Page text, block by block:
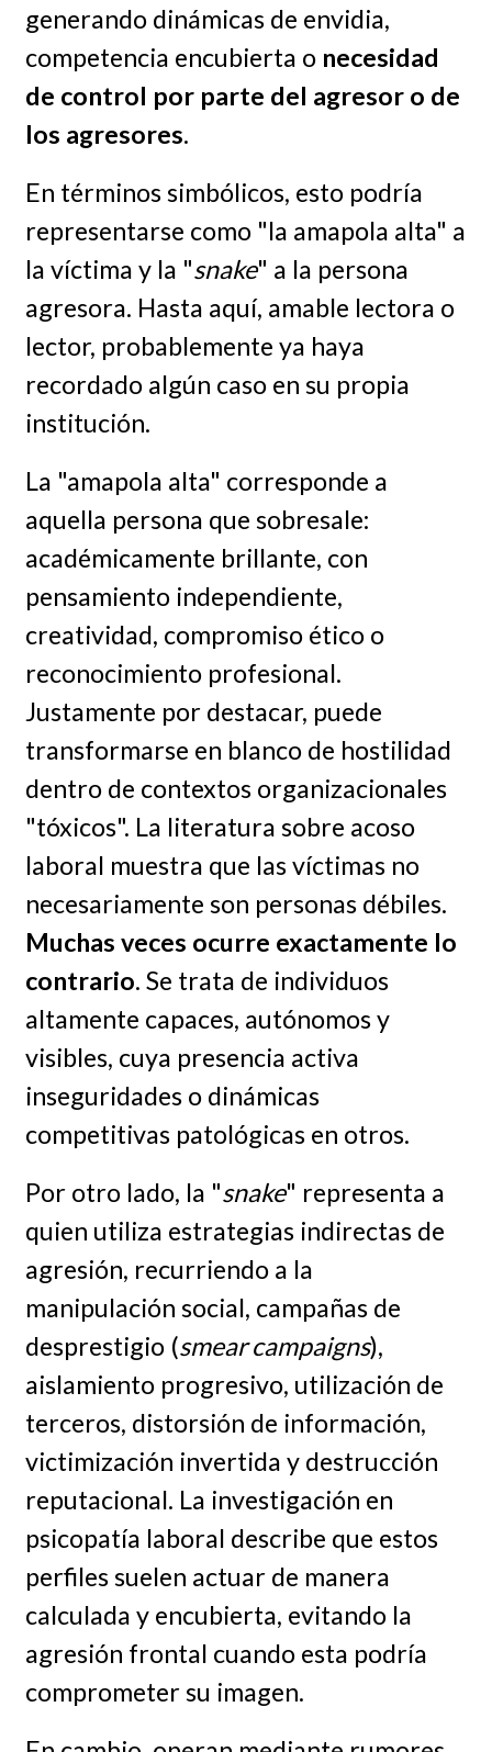
generando dinámicas de envidia,
competencia encubierta o necesidad
de control por parte del agresor o de
los agresores.
En términos simbólicos, esto podría
representarse como "la amapola alta" a
la víctima y la "snake" a la persona
agresora. Hasta aquí, amable lectora o
lector, probablemente ya haya
recordado algún caso en su propia
institución.
La "amapola alta" corresponde a
aquella persona que sobresale:
académicamente brillante, con
pensamiento independiente,
creatividad, compromiso ético o
reconocimiento profesional.
Justamente por destacar, puede
transformarse en blanco de hostilidad
dentro de contextos organizacionales
"tóxicos". La literatura sobre acoso
laboral muestra que las víctimas no
necesariamente son personas débiles.
Muchas veces ocurre exactamente lo
contrario. Se trata de individuos
altamente capaces, autónomos y
visibles, cuya presencia activa
inseguridades o dinámicas
competitivas patológicas en otros.
Por otro lado, la "snake" representa a
quien utiliza estrategias indirectas de
agresión, recurriendo a la
manipulación social, campañas de
desprestigio (smear campaigns),
aislamiento progresivo, utilización de
terceros, distorsión de información,
victimización invertida y destrucción
reputacional. La investigación en
psicopatía laboral describe que estos
perfiles suelen actuar de manera
calculada y encubierta, evitando la
agresión frontal cuando esta podría
comprometer su imagen.